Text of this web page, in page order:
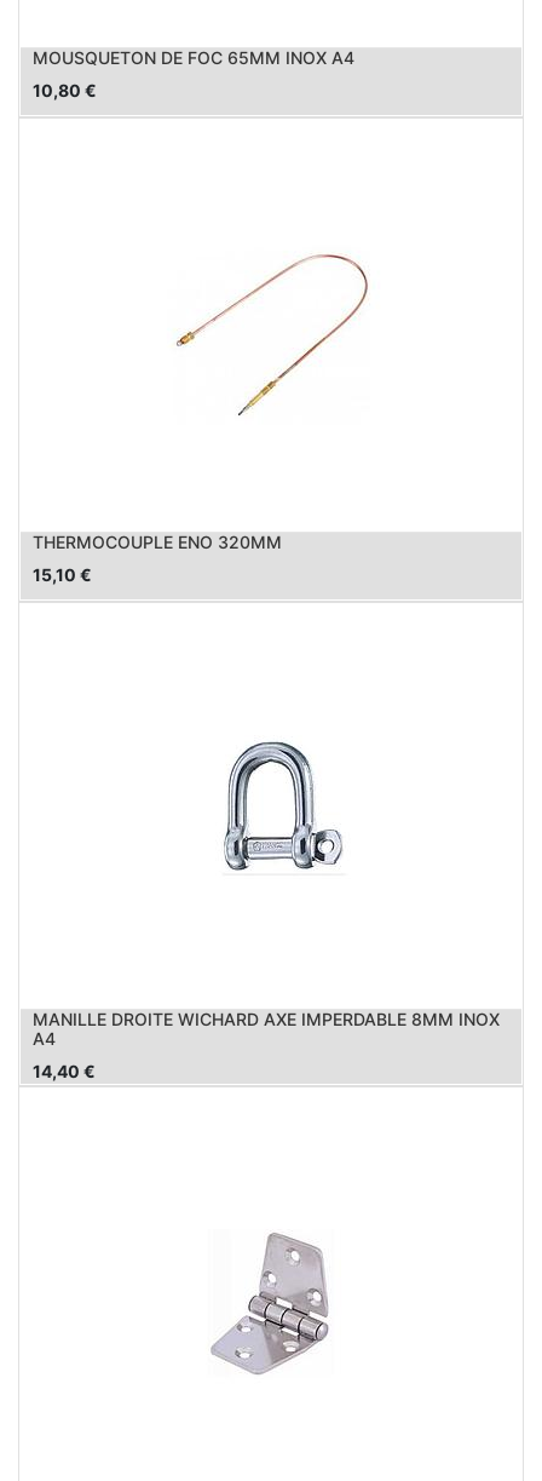
MOUSQUETON DE FOC 65MM INOX A4
10,80 €
THERMOCOUPLE ENO 320MM
15,10 €
MANILLE DROITE WICHARD AXE IMPERDABLE 8MM INOX
A4
14,40 €